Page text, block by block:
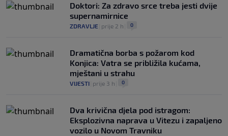
Doktori: Za zdravo srce treba jesti dvije
supernamirnice
ZDRAVLJE prije 2 h 0
Dramatična borba s požarom kod
Konjica: Vatra se približila kućama,
mještani u strahu
VIJESTI prije 3 h 0
Dva krivična djela pod istragom:
Eksplozivna naprava u Vitezu i zapaljeno
vozilo u Novom Travniku